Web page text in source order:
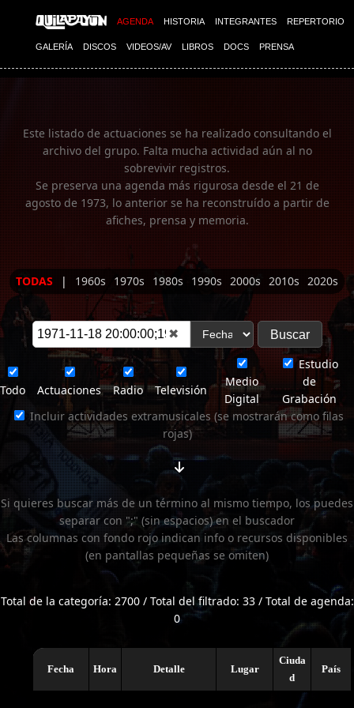
AGENDA HISTORIA INTEGRANTES REPERTORIO
GALERÍA DISCOS VIDEOS/AV LIBROS DOCS PRENSA
Imagen 01
Este listado de actuaciones se ha realizado consultando el
archivo del grupo. Falta mucha actividad aún al no
sobrevivir registros.
Se preserva una agenda más rigurosa desde el 21 de
agosto de 1973, lo anterior se ha reconstruído a partir de
afiches, prensa y memoria.
TODAS | 1960s 1970s 1980s 1990s 2000s 2010s 2020s
✖
Todo Actuaciones Radio Televisión
Medio
Digital
Estudio
de
Grabación
Incluir actividades extramusicales (se mostrarán como filas
rojas)
Si quieres buscar más de un término al mismo tiempo, los puedes
separar con ";" (sin espacios) en el buscador
Las columnas con fondo rojo indican info o recursos disponibles
(en pantallas pequeñas se omiten)
Total de la categoría: 2700 / Total del filtrado: 33 / Total de agenda:
0
Fecha Hora Detalle Lugar
Ciuda
d
País